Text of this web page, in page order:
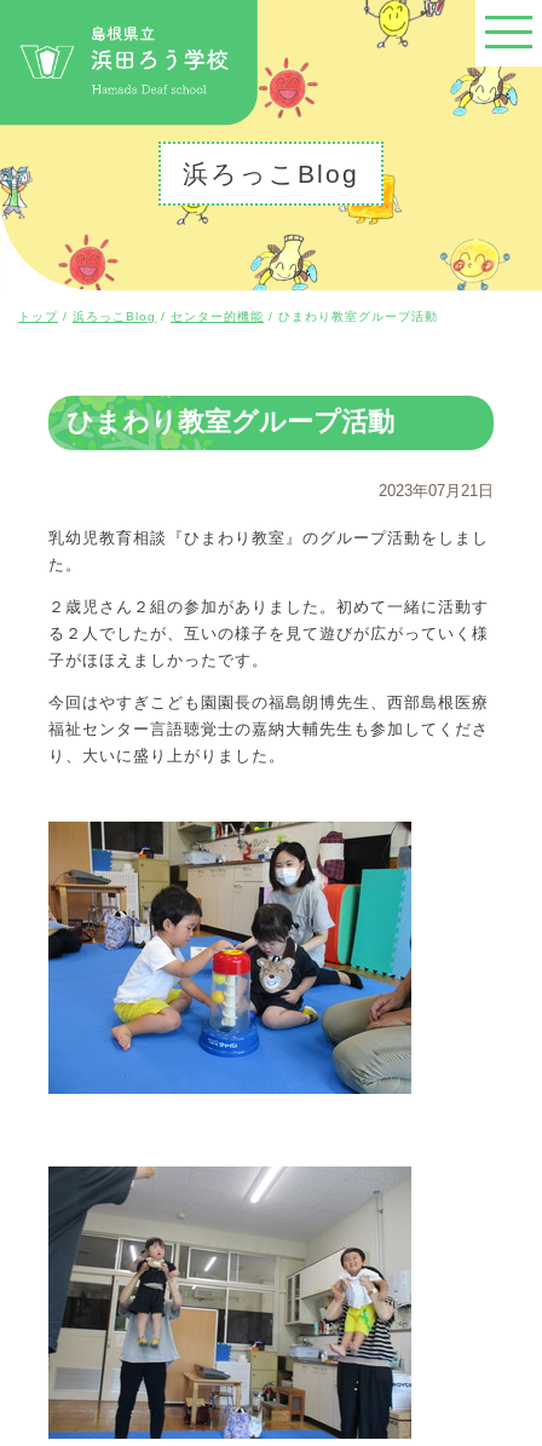
浜ろっこBlog
現
トップ / 浜ろっこBlog / センター的機能 / ひまわり教室グループ活動
ひまわり教室グループ活動
2023年07月21日
乳幼児教育相談『ひまわり教室』のグループ活動をしまし
た。
２歳児さん２組の参加がありました。初めて一緒に活動す
る２人でしたが、互いの様子を見て遊びが広がっていく様
子がほほえましかったです。
今回はやすぎこども園園長の福島朗博先生、西部島根医療
福祉センター言語聴覚士の嘉納大輔先生も参加してくださ
り、大いに盛り上がりました。